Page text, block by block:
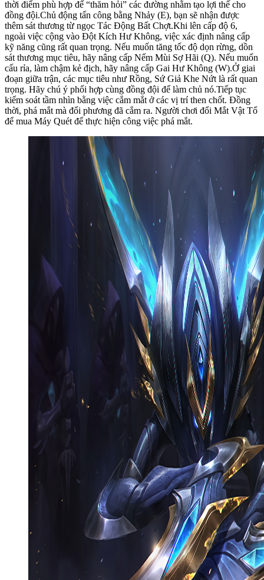
thời điểm phù hợp để “thăm hỏi” các đường nhằm tạo lợi thế cho
đồng đội.Chủ động tấn công bằng Nhảy (E), bạn sẽ nhận được
thêm sát thương từ ngọc Tác Động Bất Chợt.Khi lên cấp độ 6,
ngoài việc cộng vào Đột Kích Hư Không, việc xác định nâng cấp
kỹ năng cũng rất quan trọng. Nếu muốn tăng tốc độ dọn rừng, dồn
sát thương mục tiêu, hãy nâng cấp Nếm Mùi Sợ Hãi (Q). Nếu muốn
cấu rỉa, làm chậm kẻ địch, hãy nâng cấp Gai Hư Không (W).Ở giai
đoạn giữa trận, các mục tiêu như Rồng, Sứ Giả Khe Nứt là rất quan
trọng. Hãy chú ý phối hợp cùng đồng đội để làm chủ nó.Tiếp tục
kiểm soát tầm nhìn bằng việc cắm mắt ở các vị trí then chốt. Đồng
thời, phá mắt mà đối phương đã cắm ra. Người chơi đổi Mắt Vật Tổ
để mua Máy Quét để thực hiện công việc phá mắt.